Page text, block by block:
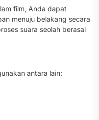
film, Anda dapat
menuju belakang secara
suara seolah berasal
antara lain: